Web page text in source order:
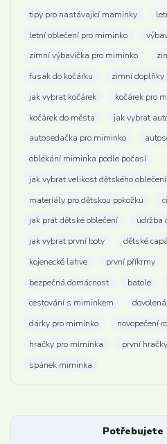
tipy pro nastávající maminky
letní oblečení pro miminko
zimní výbavička pro miminko
fusak do kočárku
zimní doplňky
jak vybrat kočárek
kočárek pro
kočárek do města
jak vybrat
autosedačka pro miminko
oblékání miminka podle počasí
jak vybrat velikost dětského oblečení
materiály pro dětskou pokožku
jak prát dětské oblečení
údržba
jak vybrat první boty
dětské
kojenecké lahve
první příkrmy
bezpečná domácnost
batole
cestování s miminkem
dárky pro miminko
novopečení
hračky pro miminka
první hračky
spánek miminka
Potřebujete